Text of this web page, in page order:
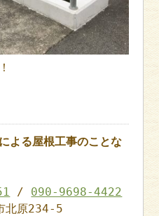
よる屋根工事のことな
/ 090-9698-4422
北原234-5